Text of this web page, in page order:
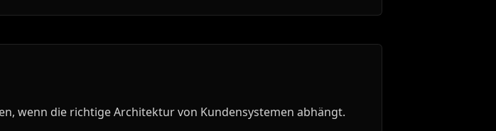
wenn die richtige Architektur von Kundensystemen abhängt.